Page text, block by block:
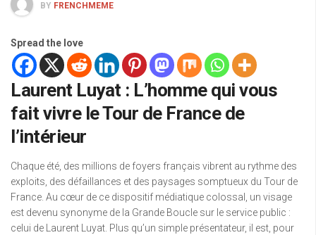
BY FRENCHMEME
Spread the love
Laurent Luyat : L’homme qui vous
fait vivre le Tour de France de
l’intérieur
Chaque été, des millions de foyers français vibrent au rythme des
exploits, des défaillances et des paysages somptueux du Tour de
France. Au cœur de ce dispositif médiatique colossal, un visage
est devenu synonyme de la Grande Boucle sur le service public :
celui de Laurent Luyat. Plus qu’un simple présentateur, il est, pour